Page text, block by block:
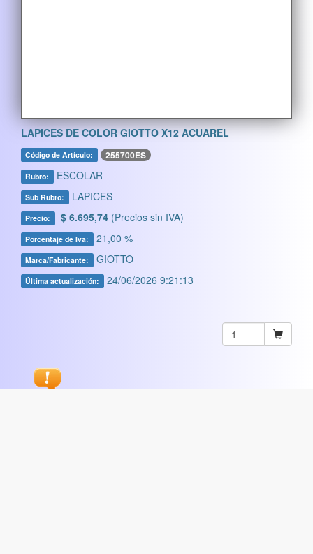
LAPICES DE COLOR GIOTTO X12 ACUAREL
Código de Artículo: 255700ES
Rubro: ESCOLAR
Sub Rubro: LAPICES
Precio: $ 6.695,74 (Precios sin IVA)
Porcentaje de Iva: 21,00 %
Marca/Fabricante: GIOTTO
Última actualización: 24/06/2026 9:21:13